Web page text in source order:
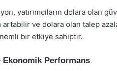
yatırımcıların dolara olan
artabilir ve dolara olan talep
bir etkiye sahiptir.
Ekonomik Performans